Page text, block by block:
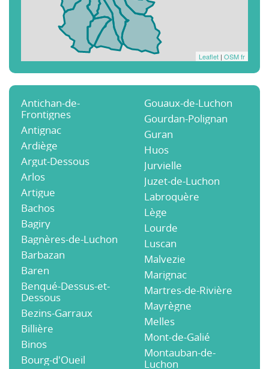
Leaflet | OSM fr
Antichan-de-
Frontignes
Antignac
Ardiège
Argut-Dessous
Arlos
Artigue
Bachos
Bagiry
Bagnères-de-Luchon
Barbazan
Baren
Benqué-Dessus-et-
Dessous
Bezins-Garraux
Billière
Binos
Bourg-d'Oueil
Gouaux-de-Luchon
Gourdan-Polignan
Guran
Huos
Jurvielle
Juzet-de-Luchon
Labroquère
Lège
Lourde
Luscan
Malvezie
Marignac
Martres-de-Rivière
Mayrègne
Melles
Mont-de-Galié
Montauban-de-
Luchon